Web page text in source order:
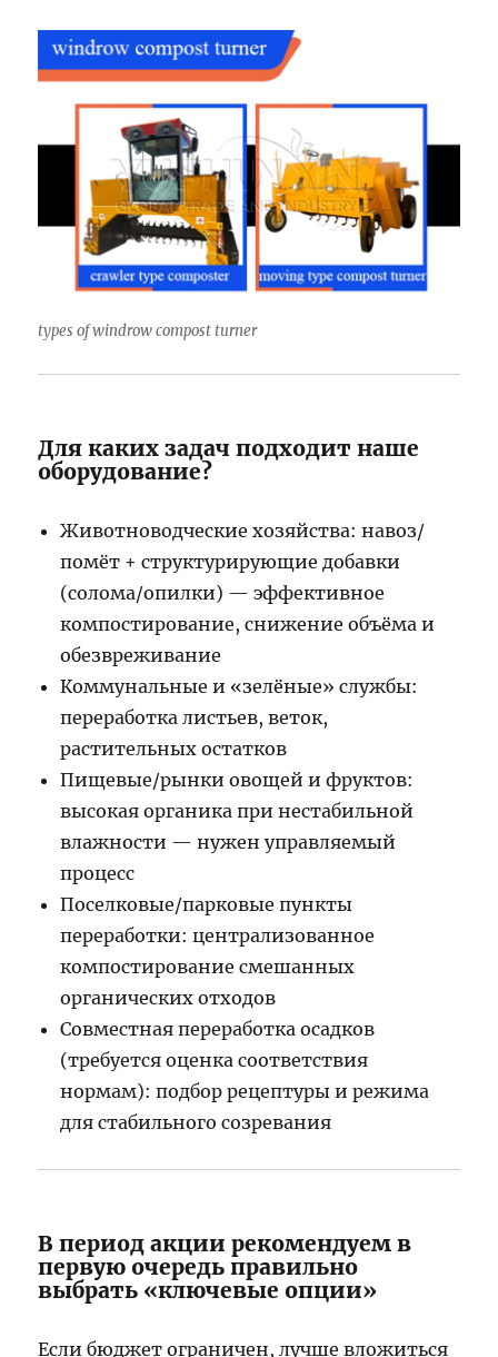
types of windrow compost turner
Для каких задач подходит наше
оборудование?
Животноводческие хозяйства: навоз/
помёт + структурирующие добавки
(солома/опилки) — эффективное
компостирование, снижение объёма и
обезвреживание
Коммунальные и «зелёные» службы:
переработка листьев, веток,
растительных остатков
Пищевые/рынки овощей и фруктов:
высокая органика при нестабильной
влажности — нужен управляемый
процесс
Поселковые/парковые пункты
переработки: централизованное
компостирование смешанных
органических отходов
Совместная переработка осадков
(требуется оценка соответствия
нормам): подбор рецептуры и режима
для стабильного созревания
В период акции рекомендуем в
первую очередь правильно
выбрать «ключевые опции»
Если бюджет ограничен, лучше вложиться